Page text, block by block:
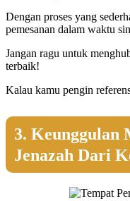
Dengan proses yang
pemesanan dalam waktu
Jangan ragu untuk
terbaik!
Kalau kamu pengin
3. Keunggulan
Jenazah Dari